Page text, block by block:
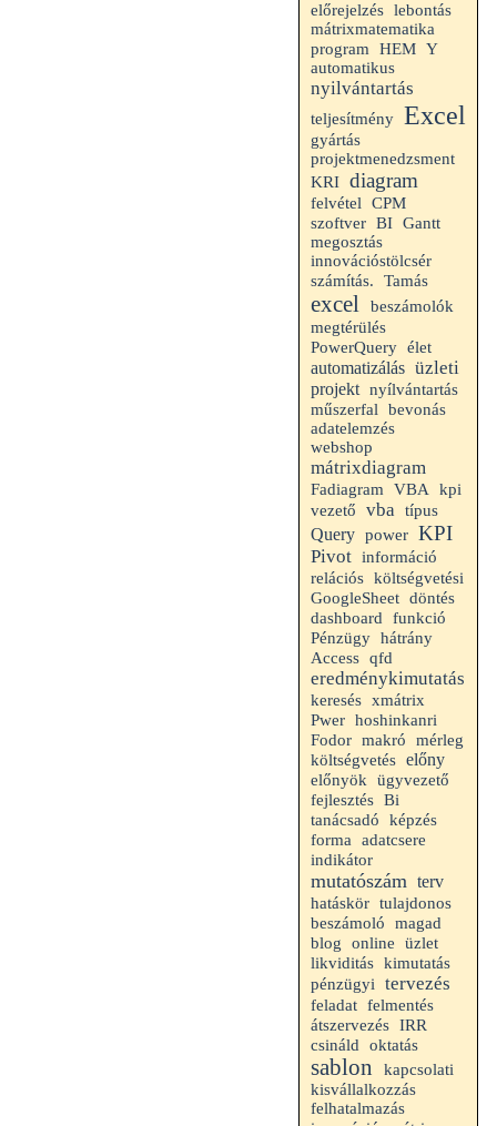
előrejelzés lebontás
mátrixmatematika
program
HEM Y
automatikus
nyilvántartás
teljesítmény Excel
gyártás
projektmenedzsment
KRI diagram
felvétel
CPM
szoftver BI Gantt
megosztás
innovációstölcsér
számítás.
Tamás
excel
beszámolók
megtérülés
PowerQuery élet
automatizálás üzleti
projekt nyílvántartás
műszerfal
bevonás
adatelemzés
webshop
mátrixdiagram
Fadiagram VBA kpi
vezető vba típus
Query power KPI
Pivot információ
relációs költségvetési
GoogleSheet döntés
dashboard
funkció
Pénzügy hátrány
Access qfd
eredménykimutatás
keresés xmátrix
Pwer hoshinkanri
Fodor makró mérleg
költségvetés előny
előnyök ügyvezető
fejlesztés Bi
tanácsadó
képzés
forma
adatcsere
indikátor
mutatószám terv
hatáskör tulajdonos
beszámoló
magad
blog
online üzlet
likviditás kimutatás
pénzügyi
tervezés
feladat felmentés
átszervezés IRR
csináld
oktatás
sablon
kapcsolati
kisvállalkozzás
felhatalmazás